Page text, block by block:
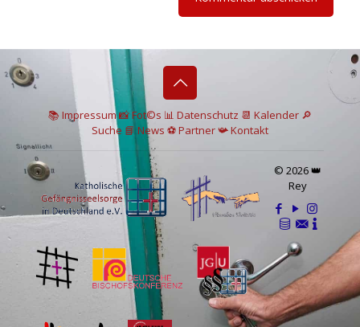
📚 Impressum📸Fot©s 📊 Datenschutz 📆 Kalender 🔎
Suche 📘 News ⚽Partner📯Kontakt
© 2026 👑
Rey